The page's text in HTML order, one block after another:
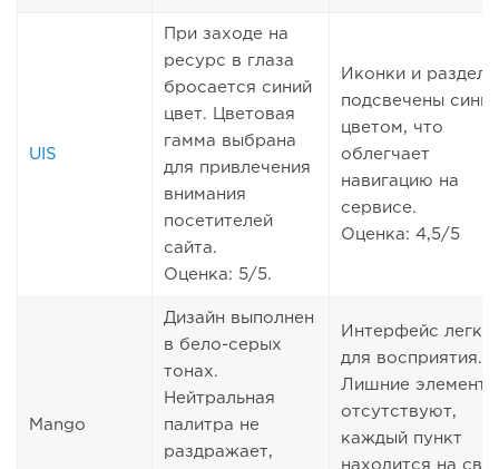
UIS
При заходе на
ресурс в глаза
бросается синий
цвет. Цветовая
гамма выбрана
для привлечения
внимания
посетителей
сайта.
Оценка: 5/5.
Иконки и разделы
подсвечены
цветом, что
облегчает
навигацию на
сервисе.
Оценка: 4,5/5
Mango
Дизайн выполнен
в бело-серых
тонах.
Нейтральная
палитра не
раздражает,
Интерфейс
для восприятия.
Лишние элементы
отсутствуют,
каждый пункт
находится на